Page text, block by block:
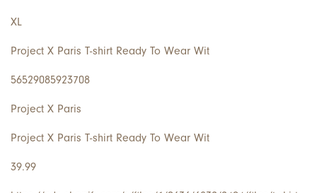
XL
Project X Paris T-shirt Ready To Wear Wit
56529085923708
Project X Paris
Project X Paris T-shirt Ready To Wear Wit
39.99